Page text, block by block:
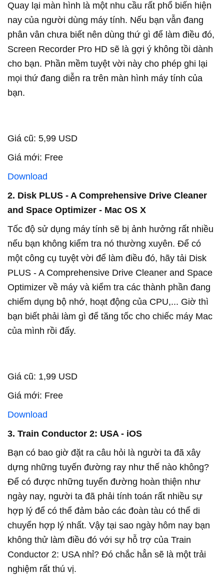
Quay lại màn hình là một nhu cầu rất phổ biến hiện
nay của người dùng máy tính. Nếu bạn vẫn đang
phân vân chưa biết nên dùng thứ gì để làm điều đó,
Screen Recorder Pro HD sẽ là gợi ý không tồi dành
cho bạn. Phần mềm tuyệt vời này cho phép ghi lại
mọi thứ đang diễn ra trên màn hình máy tính của
bạn.
Giá cũ: 5,99 USD
Giá mới: Free
Download
2. Disk PLUS - A Comprehensive Drive Cleaner
and Space Optimizer - Mac OS X
Tốc độ sử dụng máy tính sẽ bị ảnh hưởng rất nhiều
nếu bạn không kiểm tra nó thường xuyên. Để có
một công cụ tuyệt vời để làm điều đó, hãy tải Disk
PLUS - A Comprehensive Drive Cleaner and Space
Optimizer về máy và kiểm tra các thành phần đang
chiếm dụng bộ nhớ, hoạt động của CPU,... Giờ thì
bạn biết phải làm gì để tăng tốc cho chiếc máy Mac
của mình rồi đấy.
Giá cũ: 1,99 USD
Giá mới: Free
Download
3. Train Conductor 2: USA - iOS
Bạn có bao giờ đặt ra câu hỏi là người ta đã xây
dựng những tuyến đường ray như thế nào không?
Để có được những tuyến đường hoàn thiện như
ngày nay, người ta đã phải tính toán rất nhiều sự
hợp lý để có thể đảm bảo các đoàn tàu có thể di
chuyển hợp lý nhất. Vậy tại sao ngày hôm nay bạn
không thử làm điều đó với sự hỗ trợ của Train
Conductor 2: USA nhỉ? Đó chắc hẳn sẽ là một trải
nghiệm rất thú vị.